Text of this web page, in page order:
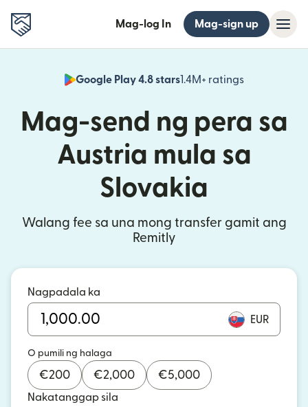
Mag-log In Mag-sign up
Google Play 4.8 stars1.4M+ ratings
(bubukas
Mag-send ng pera sa
Austria mula sa
Slovakia
Walang fee sa una mong transfer gamit ang
Remitly
Nagpadala ka
EUR
O pumili ng halaga
€200 €2,000 €5,000
Nakatanggap sila